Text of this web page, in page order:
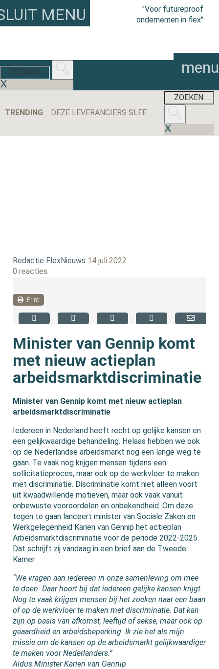
"Voor futureproof
ondernemen in flex"
MENU
menu
TRENDING DEZE LEVERANCIERS SLEEPTEN DE MEESTE AANBESTEDINGEN BINNEN IN 2025
Redactie FlexNieuws 14 juli 2022
0 reacties
Print
Minister van Gennip komt
met nieuw actieplan
arbeidsmarktdiscriminatie
Minister van Gennip komt met nieuw actieplan
arbeidsmarktdiscriminatie
Iedereen in Nederland heeft recht op gelijke kansen en
een gelijkwaardige behandeling. Helaas hebben we ook
op de Nederlandse arbeidsmarkt nog een lange weg te
gaan. Te vaak nog krijgen mensen tijdens een
sollicitatieproces, maar ook op de werkvloer te maken
met discriminatie. Discriminatie komt niet alleen voort
uit kwaadwillende motieven, maar ook vaak vanuit
onbewuste vooroordelen en onbekendheid. Om deze
tegen te gaan lanceert minister van Sociale Zaken en
Werkgelegenheid Karien van Gennip het actieplan
Arbeidsmarktdiscriminatie voor de periode 2022-2025.
Dat schrijft zij vandaag in een brief aan de Tweede
Kamer.
“We vragen aan iedereen in onze samenleving om mee
te doen. Daar hoort bij dat iedereen gelijke kansen krijgt.
Nog te vaak krijgen mensen bij het zoeken naar een baan
of op de werkvloer te maken met discriminatie. Dat kan
zijn op basis van afkomst, leeftijd of sekse, maar ook op
geaardheid en arbeidsbeperking. Ik zie het als mijn
missie om de kansen op de arbeidsmarkt gelijkwaardiger
te maken voor Nederlanders.”
Aldus Minister Karien van Gennip